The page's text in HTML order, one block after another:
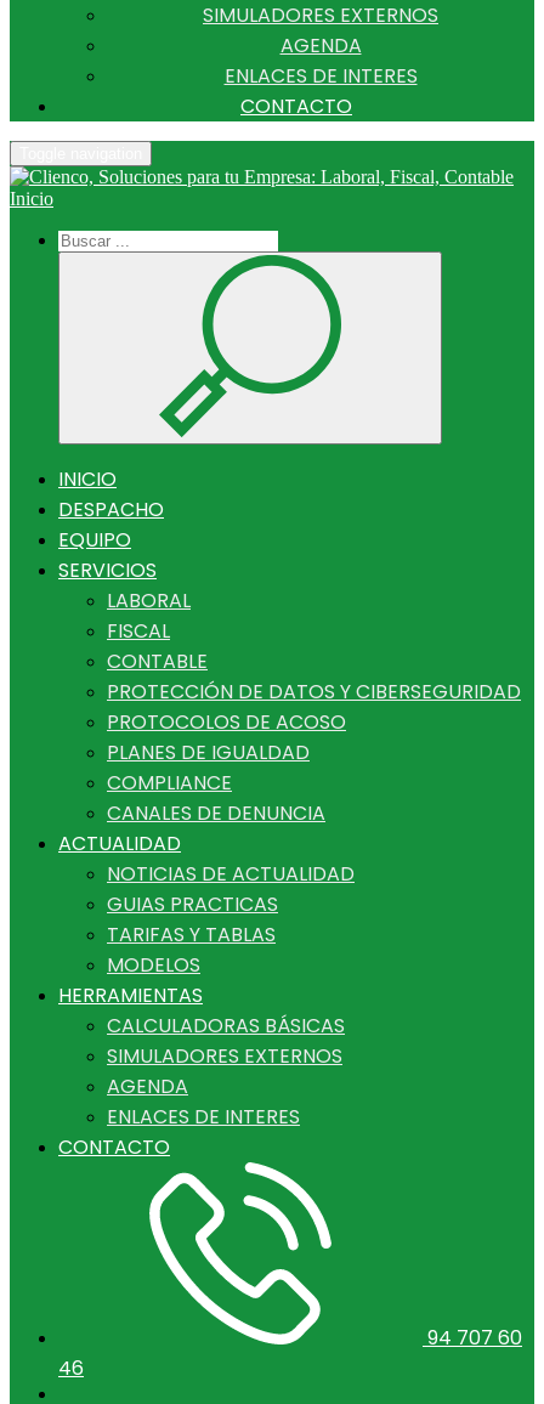
SIMULADORES EXTERNOS
AGENDA
ENLACES DE INTERES
CONTACTO
Inicio
INICIO
DESPACHO
EQUIPO
SERVICIOS
LABORAL
FISCAL
CONTABLE
PROTECCIÓN DE DATOS Y CIBERSEGURIDAD
PROTOCOLOS DE ACOSO
PLANES DE IGUALDAD
COMPLIANCE
CANALES DE DENUNCIA
ACTUALIDAD
NOTICIAS DE ACTUALIDAD
GUIAS PRACTICAS
TARIFAS Y TABLAS
MODELOS
HERRAMIENTAS
CALCULADORAS BÁSICAS
SIMULADORES EXTERNOS
AGENDA
ENLACES DE INTERES
CONTACTO
94 707 60
46